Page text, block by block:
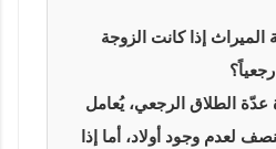
الميراث إذا كانت الزوجة
الطلاق الرجعي، يُعامل
لعدم وجود أولاد، أما إذا